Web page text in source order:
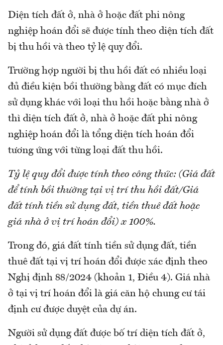
Diện tích đất ở, nhà ở hoặc đất phi nông
nghiệp hoán đổi sẽ được tính theo diện tích đất
bị thu hồi và theo tỷ lệ quy đổi.
Trường hợp người bị thu hồi đất có nhiều loại
đủ điều kiện bồi thường bằng đất có mục đích
sử dụng khác với loại thu hồi hoặc bằng nhà ở
thì diện tích đất ở, nhà ở hoặc đất phi nông
nghiệp hoán đổi là tổng diện tích hoán đổi
tương ứng với từng loại đất thu hồi.
Tỷ lệ quy đổi được tính theo công thức: (Giá đất
để tính bồi thường tại vị trí thu hồi đất/Giá
đất tính tiền sử dụng đất, tiền thuê đất hoặc
giá nhà ở vị trí hoán đổi) x 100%.
Trong đó, giá đất tính tiền sử dụng đất, tiền
thuê đất tại vị trí hoán đổi được xác định theo
Nghị định 88/2024 (khoản 1, Điều 4). Giá nhà
ở tại vị trí hoán đổi là giá căn hộ chung cư tái
định cư được duyệt của dự án.
Người sử dụng đất được bố trí diện tích đất ở,